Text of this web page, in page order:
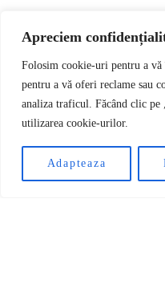
Apreciem
Folosim cookie-uri pentru a vă
pentru a vă oferi reclame sau
analiza traficul. Făcând clic pe
utilizarea cookie-urilor.
Adapteaza
Șase
în faza de
atrag